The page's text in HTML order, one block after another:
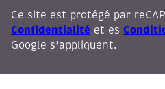
Ce site est protégé par
Confidentialité et es
Google s'appliquent.